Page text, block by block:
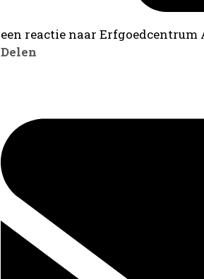
een reactie naar
Delen